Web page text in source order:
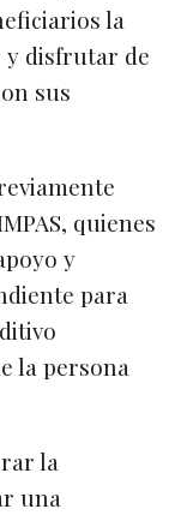
la
y disfrutar de
sus
quienes
y
para
la persona
la
una